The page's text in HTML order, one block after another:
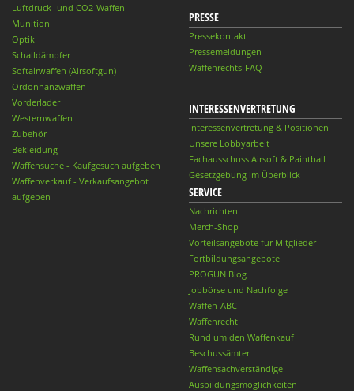
Luftdruck- und CO2-Waffen
Munition
Optik
Schalldämpfer
Softairwaffen (Airsoftgun)
Ordonnanzwaffen
Vorderlader
Westernwaffen
Zubehör
Bekleidung
Waffensuche - Kaufgesuch aufgeben
Waffenverkauf - Verkaufsangebot
aufgeben
PRESSE
Pressekontakt
Pressemeldungen
Waffenrechts-FAQ
INTERESSENVERTRETUNG
Interessenvertretung & Positionen
Unsere Lobbyarbeit
Fachausschuss Airsoft & Paintball
Gesetzgebung im Überblick
SERVICE
Nachrichten
Merch-Shop
Vorteilsangebote für Mitglieder
Fortbildungsangebote
PROGUN Blog
Jobbörse und Nachfolge
Waffen-ABC
Waffenrecht
Rund um den Waffenkauf
Beschussämter
Waffensachverständige
Ausbildungsmöglichkeiten